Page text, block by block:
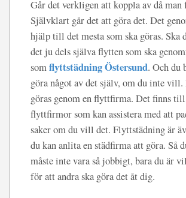
Går det verkligen att koppla av då man
Självklart går det att göra det. Det
hjälp till det mesta som ska göras. Ska
det ju dels själva flytten som ska
somflyttstädning Östersund. Och du
göra något av det själv, om du inte
göras genom en flyttfirma. Det finns
flyttfirmor som kan assistera med att
saker om du vill det. Flyttstädning är
du kan anlita en städfirma att göra. Så
måste inte vara så jobbigt, bara du är
för att andra ska göra det åt dig.